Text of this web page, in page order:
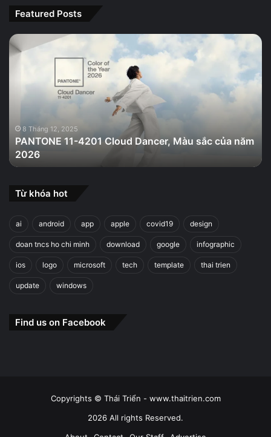
Featured Posts
PANTONE
11-
Màu
của
năm
2026
8 Tháng 12, 2025
PANTONE 11-4201 Cloud Dancer, Màu sắc của năm
2026
Từ khóa hot
ai android app apple covid19 design
doan tncs ho chi minh download google infographic
ios logo microsoft tech template thai trien
update windows
Find us on Facebook
Copyrights © Thái Triển - www.thaitrien.com
2026 All rights Reserved.